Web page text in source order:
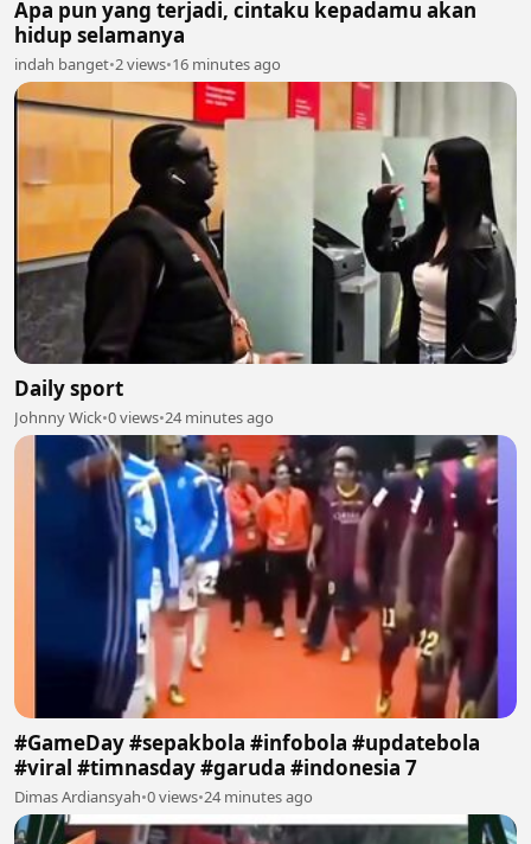
Apa pun yang terjadi, cintaku kepadamu akan
hidup selamanya
indah banget•2 views•16 minutes ago
Daily sport
Johnny Wick•0 views•24 minutes ago
#GameDay #sepakbola #infobola #updatebola
#viral #timnasday #garuda #indonesia 7
Dimas Ardiansyah•0 views•24 minutes ago